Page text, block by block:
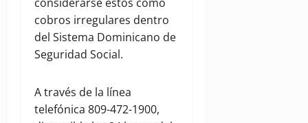
cobros irregulares dentro
del Sistema Dominicano de
Seguridad Social.
A través de la línea
telefónica 809-472-1900,